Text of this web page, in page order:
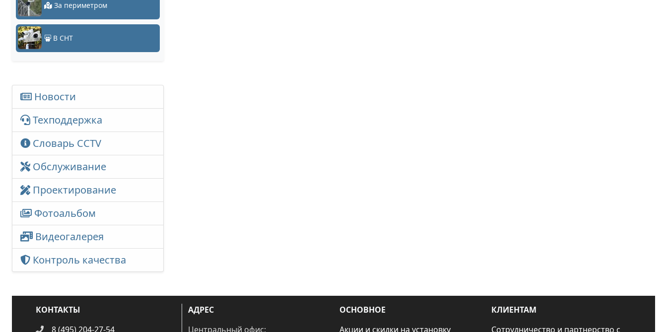
За периметром
В СНТ
Новости
Техподдержка
Словарь CCTV
Обслуживание
Проектирование
Фотоальбом
Видеогалерея
Контроль качества
КОНТАКТЫ
8 (495) 204-27-54
АДРЕС
Центральный офис:
ОСНОВНОЕ
Акции и скидки на установку
КЛИЕНТАМ
Сотрудничество и партнерство с